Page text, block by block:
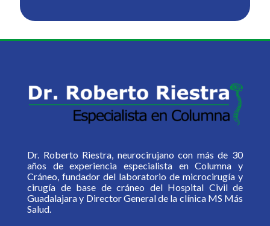
Dr. Roberto Riestra, neurocirujano con más de 30
años de experiencia especialista en Columna y
Cráneo, fundador del laboratorio de microcirugía y
cirugía de base de cráneo del Hospital Civil de
Guadalajara y Director General de la clínica MS Más
Salud.